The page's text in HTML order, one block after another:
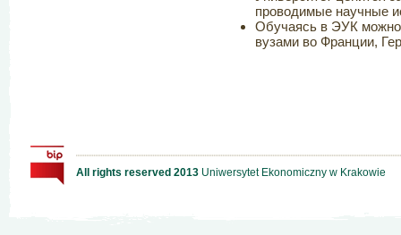
проводимые научные
Обучаясь в ЭУК можно
вузами во Франции,
All rights reserved 2013 Uniwersytet Ekonomiczny w Krakowie